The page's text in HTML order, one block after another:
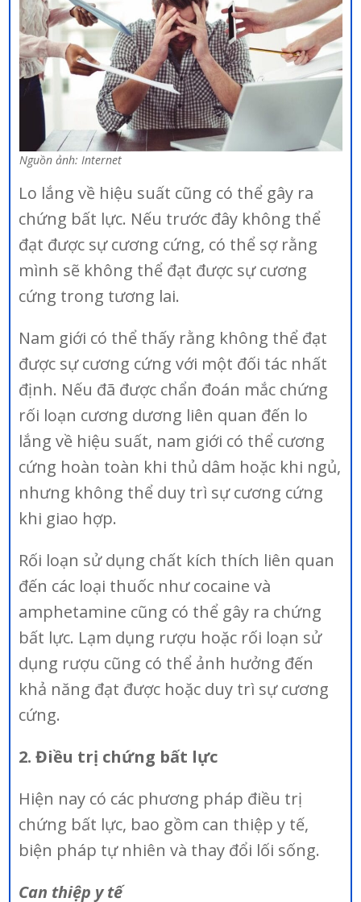
Nguồn ảnh: Internet
Lo lắng về hiệu suất cũng có thể gây ra
chứng bất lực. Nếu trước đây không thể
đạt được sự cương cứng, có thể sợ rằng
mình sẽ không thể đạt được sự cương
cứng trong tương lai.
Nam giới có thể thấy rằng không thể đạt
được sự cương cứng với một đối tác nhất
định. Nếu đã được chẩn đoán mắc chứng
rối loạn cương dương liên quan đến lo
lắng về hiệu suất, nam giới có thể cương
cứng hoàn toàn khi thủ dâm hoặc khi ngủ,
nhưng không thể duy trì sự cương cứng
khi giao hợp.
Rối loạn sử dụng chất kích thích liên quan
đến các loại thuốc như cocaine và
amphetamine cũng có thể gây ra chứng
bất lực. Lạm dụng rượu hoặc rối loạn sử
dụng rượu cũng có thể ảnh hưởng đến
khả năng đạt được hoặc duy trì sự cương
cứng.
2. Điều trị chứng bất lực
Hiện nay có các phương pháp điều trị
chứng bất lực, bao gồm can thiệp y tế,
biện pháp tự nhiên và thay đổi lối sống.
Can thiệp y tế